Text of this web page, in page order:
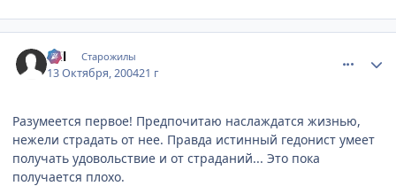
Stil Старожилы
13 Октября, 200421 г
Разумеется первое! Предпочитаю наслаждатся жизнью,
нежели страдать от нее. Правда истинный гедонист умеет
получать удовольствие и от страданий... Это пока
получается плохо.